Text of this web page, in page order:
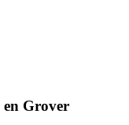
en Grover